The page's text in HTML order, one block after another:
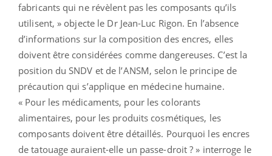
fabricants qui ne révèlent pas les composants qu’ils
utilisent, » objecte le Dr Jean-Luc Rigon. En l’absence
d’informations sur la composition des encres, elles
doivent être considérées comme dangereuses. C’est la
position du SNDV et de l’ANSM, selon le principe de
précaution qui s’applique en médecine humaine.
« Pour les médicaments, pour les colorants
alimentaires, pour les produits cosmétiques, les
composants doivent être détaillés. Pourquoi les encres
de tatouage auraient-elle un passe-droit ? » interroge le